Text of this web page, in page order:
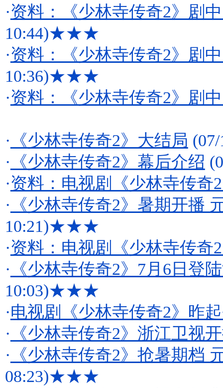
·资料：《少林寺传奇2》剧
10:44)★★★
·资料：《少林寺传奇2》剧
10:36)★★★
·资料：《少林寺传奇2》剧
· 《少林寺传奇2》大结局
· 《少林寺传奇2》幕后介绍
·资料：电视剧《少林寺传奇
· 《少林寺传奇2》暑期开播
10:21)★★★
·资料：电视剧《少林寺传奇
· 《少林寺传奇2》7月6日登
10:03)★★★
·电视剧《少林寺传奇2》昨
· 《少林寺传奇2》浙江卫视
· 《少林寺传奇2》抢暑期档
08:23)★★★